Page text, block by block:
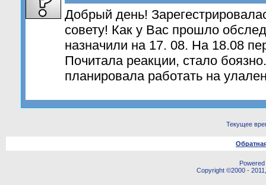
Добрый день!
совету! Как у Вас прошло
назначили на 17. 08. На 18.08
Почитала реакции, стало
планировала работать на
Текущее
Copyright ©2000 -